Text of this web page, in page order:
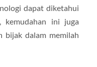
dapat diketahui
kemudahan ini juga
bijak dalam memilah